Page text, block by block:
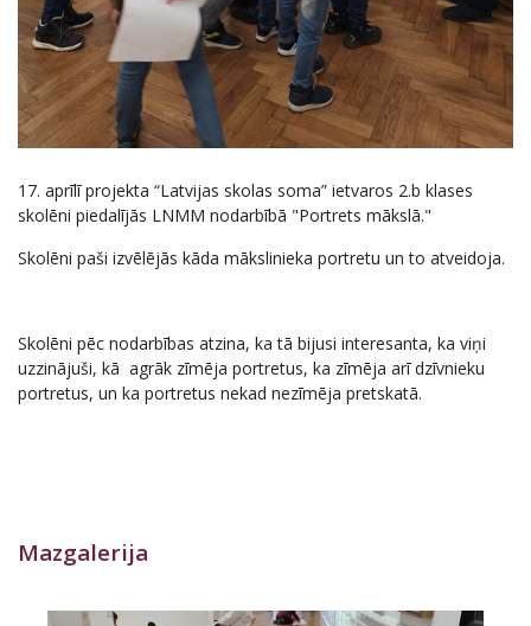
17. aprīlī projekta “Latvijas skolas soma” ietvaros 2.b klases
skolēni piedalījās LNMM nodarbībā "Portrets mākslā."
Skolēni paši izvēlējās kāda mākslinieka portretu un to atveidoja.
Skolēni pēc nodarbības atzina, ka tā bijusi interesanta, ka viņi
uzzinājuši, kā agrāk zīmēja portretus, ka zīmēja arī dzīvnieku
portretus, un ka portretus nekad nezīmēja pretskatā.
Mazgalerija